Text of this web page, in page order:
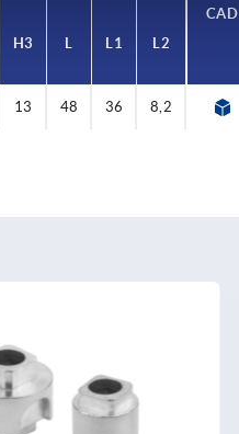
H3 L1 L2
CAD
13 48 36 8,2